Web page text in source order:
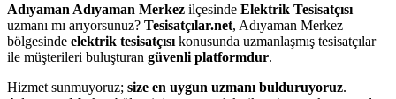
Adıyaman Adıyaman Merkez ilçesinde Elektrik Tesisatçısı
uzmanı mı arıyorsunuz? Tesisatçılar.net, Adıyaman Merkez
bölgesinde elektrik tesisatçısı konusunda uzmanlaşmış tesisatçılar
ile müşterileri buluşturan güvenli platformdur.
Hizmet sunmuyoruz; size en uygun uzmanı bulduruyoruz.